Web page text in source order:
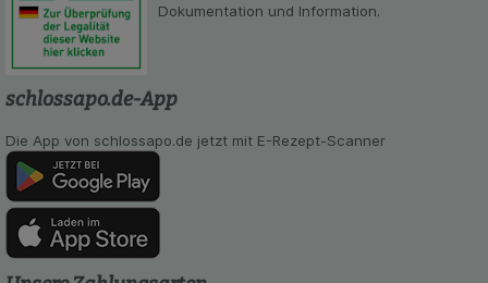
Dokumentation und Information.
schlossapo.de-App
Die App von schlossapo.de jetzt mit E-Rezept-Scanner